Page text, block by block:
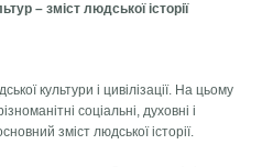
– зміст людської історії
культури і цивілізації. На цьому
соціальні, духовні і
зміст людської історії.